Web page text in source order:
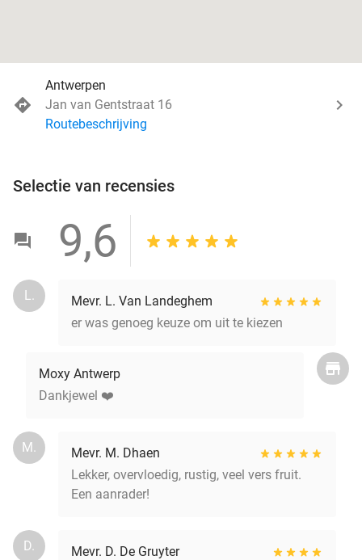
Antwerpen
Jan van Gentstraat 16
Routebeschrijving
Selectie van recensies
9,6
L.
Mevr. L. Van Landeghem
er was genoeg keuze om uit te kiezen
Moxy Antwerp
Dankjewel ❤️
M.
Mevr. M. Dhaen
Lekker, overvloedig, rustig, veel vers fruit.
Een aanrader!
D.
Mevr. D. De Gruyter